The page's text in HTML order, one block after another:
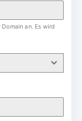
an. Es wird